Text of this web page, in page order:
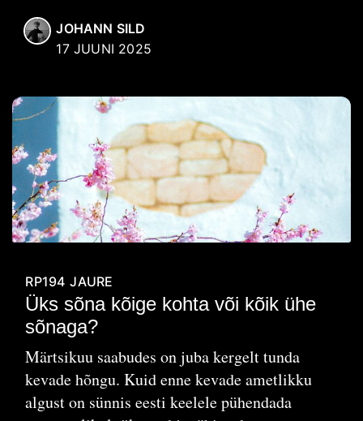
JOHANN SILD
17 JUUNI 2025
RP194 JAURE
Üks sõna kõige kohta või kõik ühe
sõnaga?
Märtsikuu saabudes on juba kergelt tunda
kevade hõngu. Kuid enne kevade ametlikku
algust on sünnis eesti keelele pühendada